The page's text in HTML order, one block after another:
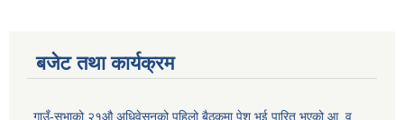
बजेट तथा कार्यक्रम
गाउँ-सभाको २१औ अधिवेसनको पहिलो बैठकमा पेश भई पारित भएको आ. व.